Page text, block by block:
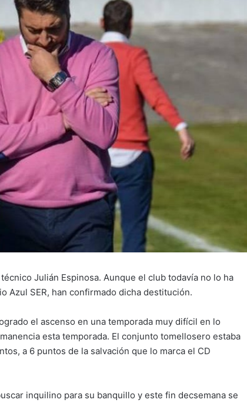
Julián Espinosa. Aunque el club todavía no lo ha
Azul SER, han confirmado dicha destitución.
el ascenso en una temporada muy difícil en lo
esta temporada. El conjunto tomellosero estaba
a 6 puntos de la salvación que lo marca el CD
inquilino para su banquillo y este fin decsemana se